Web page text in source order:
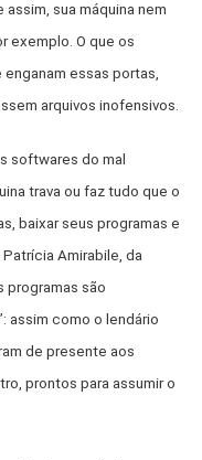
sua máquina nem
exemplo. O que os
essas portas,
arquivos inofensivos.
softwares do mal
trava ou faz tudo que o
baixar seus programas e
Patrícia Amirabile, da
programas são
assim como o lendário
de presente aos
prontos para assumir o